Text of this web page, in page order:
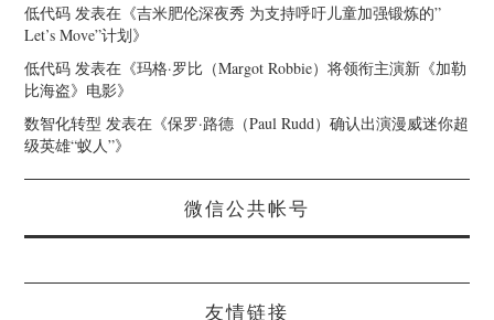
低代码 发表在《吉米肥伦深夜秀 为支持呼吁儿童加强锻炼的”
Let’s Move”计划》
低代码 发表在《玛格·罗比（Margot Robbie）将领衔主演新《加勒
比海盗》电影》
数智化转型 发表在《保罗·路德（Paul Rudd）确认出演漫威迷你超
级英雄“蚁人”》
微信公共帐号
友情链接